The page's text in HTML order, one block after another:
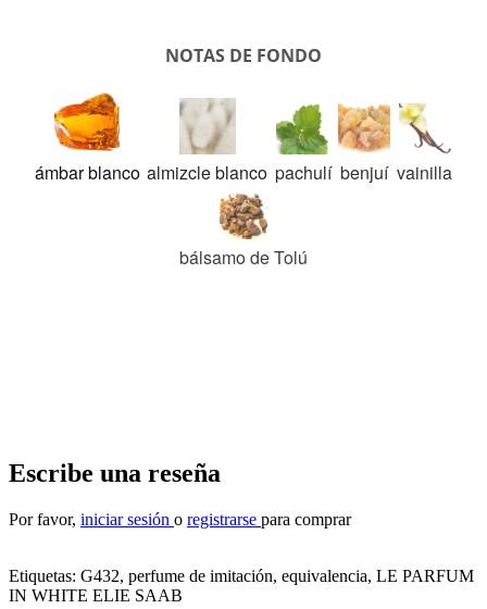
NOTAS DE FONDO
ámbar blanco almizcle blanco pachulí benjuí vainilla
bálsamo de Tolú
Escribe una reseña
Por favor, iniciar sesión o registrarse para comprar
Etiquetas: G432, perfume de imitación, equivalencia, LE PARFUM
IN WHITE ELIE SAAB